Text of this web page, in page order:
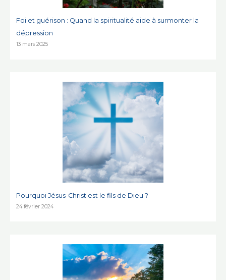
Foi et guérison : Quand la spiritualité aide à surmonter la
dépression
13 mars 2025
Pourquoi Jésus-Christ est le fils de Dieu ?
24 février 2024